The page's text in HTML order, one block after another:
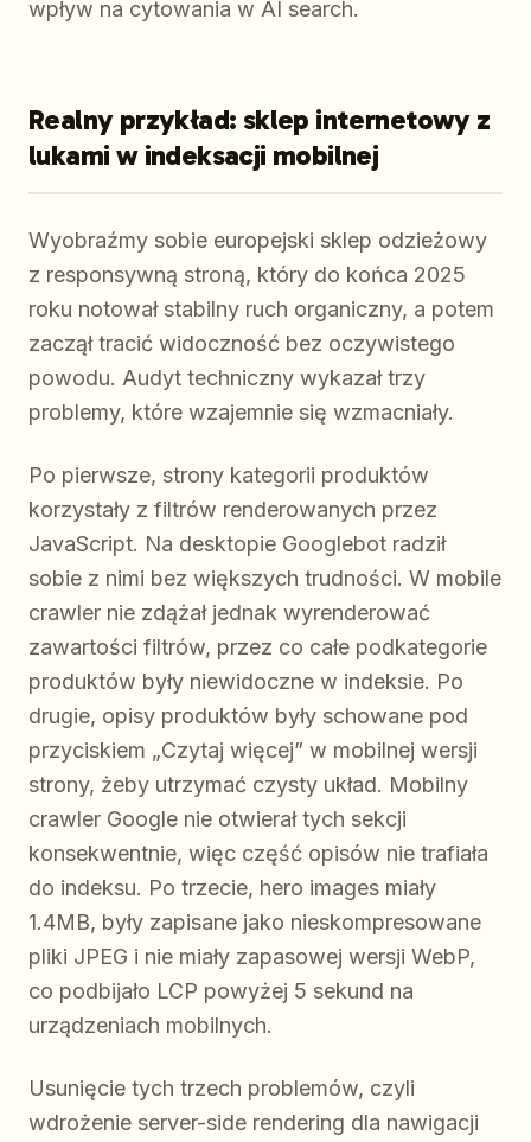
wpływ na cytowania w AI search.
Realny przykład: sklep internetowy z
lukami w indeksacji mobilnej
Wyobraźmy sobie europejski sklep odzieżowy
z responsywną stroną, który do końca 2025
roku notował stabilny ruch organiczny, a potem
zaczął tracić widoczność bez oczywistego
powodu. Audyt techniczny wykazał trzy
problemy, które wzajemnie się wzmacniały.
Po pierwsze, strony kategorii produktów
korzystały z filtrów renderowanych przez
JavaScript. Na desktopie Googlebot radził
sobie z nimi bez większych trudności. W mobile
crawler nie zdążał jednak wyrenderować
zawartości filtrów, przez co całe podkategorie
produktów były niewidoczne w indeksie. Po
drugie, opisy produktów były schowane pod
przyciskiem „Czytaj więcej” w mobilnej wersji
strony, żeby utrzymać czysty układ. Mobilny
crawler Google nie otwierał tych sekcji
konsekwentnie, więc część opisów nie trafiała
do indeksu. Po trzecie, hero images miały
1.4MB, były zapisane jako nieskompresowane
pliki JPEG i nie miały zapasowej wersji WebP,
co podbijało LCP powyżej 5 sekund na
urządzeniach mobilnych.
Usunięcie tych trzech problemów, czyli
wdrożenie server-side rendering dla nawigacji